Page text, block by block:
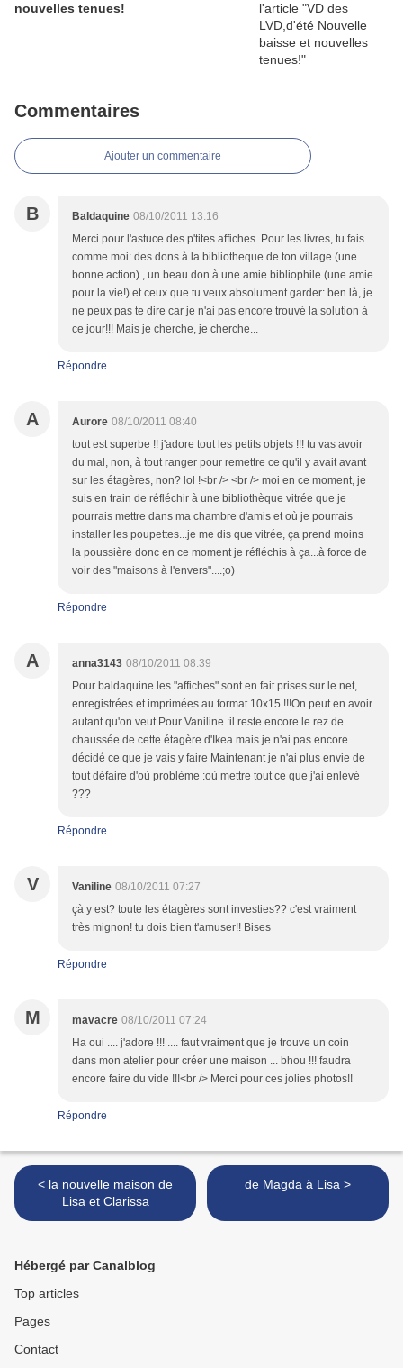
nouvelles tenues!
Commentaires
Ajouter un commentaire
B Baldaquine 08/10/2011 13:16
Merci pour l'astuce des p'tites affiches. Pour les livres, tu fais
comme moi: des dons à la bibliotheque de ton village (une
bonne action) , un beau don à une amie bibliophile (une amie
pour la vie!) et ceux que tu veux absolument garder: ben là, je
ne peux pas te dire car je n'ai pas encore trouvé la solution à
ce jour!!! Mais je cherche, je cherche...
Répondre
A Aurore 08/10/2011 08:40
tout est superbe !! j'adore tout les petits objets !!! tu vas avoir
du mal, non, à tout ranger pour remettre ce qu'il y avait avant
sur les étagères, non? lol !<br /> <br /> moi en ce moment, je
suis en train de réfléchir à une bibliothèque vitrée que je
pourrais mettre dans ma chambre d'amis et où je pourrais
installer les poupettes...je me dis que vitrée, ça prend moins
la poussière donc en ce moment je réfléchis à ça...à force de
voir des "maisons à l'envers"....;o)
Répondre
A anna3143 08/10/2011 08:39
Pour baldaquine les "affiches" sont en fait prises sur le net,
enregistrées et imprimées au format 10x15 !!!On peut en avoir
autant qu'on veut Pour Vaniline :il reste encore le rez de
chaussée de cette étagère d'Ikea mais je n'ai pas encore
décidé ce que je vais y faire Maintenant je n'ai plus envie de
tout défaire d'où problème :où mettre tout ce que j'ai enlevé
???
Répondre
V Vaniline 08/10/2011 07:27
çà y est? toute les étagères sont investies?? c'est vraiment
très mignon! tu dois bien t'amuser!! Bises
Répondre
M mavacre 08/10/2011 07:24
Ha oui .... j'adore !!! .... faut vraiment que je trouve un coin
dans mon atelier pour créer une maison ... bhou !!! faudra
encore faire du vide !!!<br /> Merci pour ces jolies photos!!
Répondre
< la nouvelle maison de
Lisa et Clarissa
de Magda à Lisa >
Hébergé par Canalblog
Top articles
Pages
Contact